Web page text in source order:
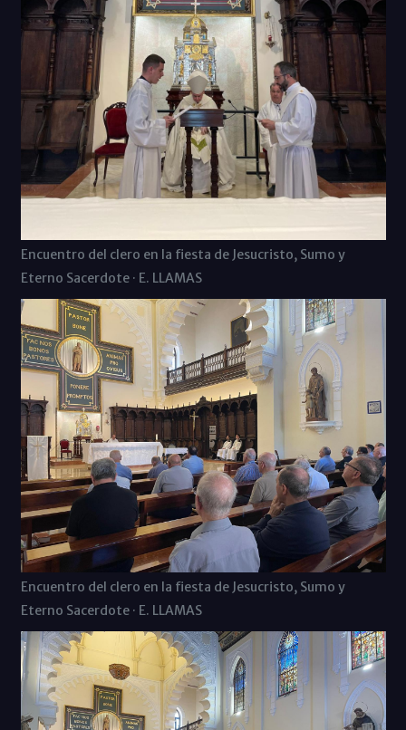
Encuentro del clero en la fiesta de Jesucristo, Sumo y
Eterno Sacerdote · E. LLAMAS
Encuentro del clero en la fiesta de Jesucristo, Sumo y
Eterno Sacerdote · E. LLAMAS